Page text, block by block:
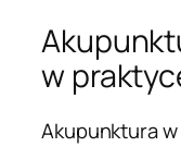
w
Akupunktura